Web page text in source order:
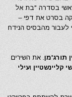
בסדרה "בת אל
בסרט את דפי –
לעבור מהבסיס הנידח
תורג'מן . את השירים
קליינשטיין ועילי